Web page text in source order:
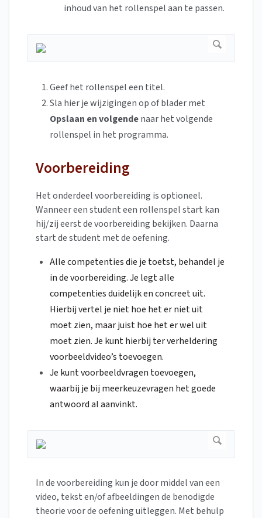
inhoud van het rollenspel aan te passen.
Geef het rollenspel een titel.
Sla hier je wijzigingen op of blader met
Opslaan en volgendenaar het volgende
rollenspel in het programma.
Voorbereiding
Het onderdeel voorbereiding is optioneel.
Wanneer een student een rollenspel start kan
hij/zij eerst de voorbereiding bekijken. Daarna
start de student met de oefening.
Alle competenties die je toetst, behandel je
in de voorbereiding. Je legt alle
competenties duidelijk en concreet uit.
Hierbij vertel je niet hoe het er niet uit
moet zien, maar juist hoe het er wel uit
moet zien. Je kunt hierbij ter verheldering
voorbeeldvideo’s toevoegen.
Je kunt voorbeeldvragen toevoegen,
waarbij je bij meerkeuzevragen het goede
antwoord al aanvinkt.
In de voorbereiding kun je door middel van een
video, tekst en/of afbeeldingen de benodigde
theorie voor de oefening uitleggen. Met behulp